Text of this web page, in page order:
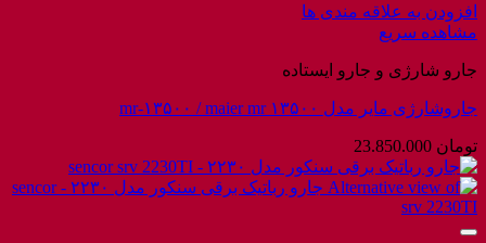
افزودن به علاقه مندی ها
مشاهده سریع
جارو شارژی و جارو ایستاده
جاروشارژی مایر مدل mr-۱۳۵۰۰ / maier mr ۱۳۵۰۰
تومان